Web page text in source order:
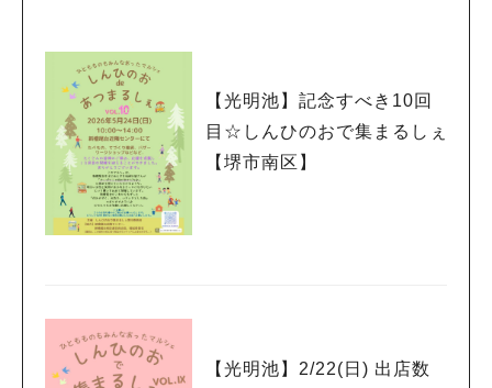
【光明池】記念すべき10回
目☆しんひのおで集まるしぇ
【堺市南区】
【光明池】2/22(日) 出店数
#泉ヶ丘駅#栂・美木多駅
#あなたはどっち？